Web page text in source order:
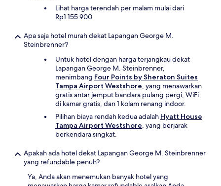
Lihat harga terendah per malam mulai dari
Rp1.155.900
Apa saja hotel murah dekat Lapangan George M.
Steinbrenner?
Untuk hotel dengan harga terjangkau dekat
Lapangan George M. Steinbrenner,
menimbang Four Points by Sheraton Suites
Tampa Airport Westshore, yang menawarkan
gratis antar jemput bandara pulang pergi, WiFi
di kamar gratis, dan 1 kolam renang indoor.
Pilihan biaya rendah kedua adalah Hyatt House
Tampa Airport Westshore, yang berjarak
berkendara singkat.
Apakah ada hotel dekat Lapangan George M. Steinbrenner
yang refundable penuh?
Ya, Anda akan menemukan banyak hotel yang